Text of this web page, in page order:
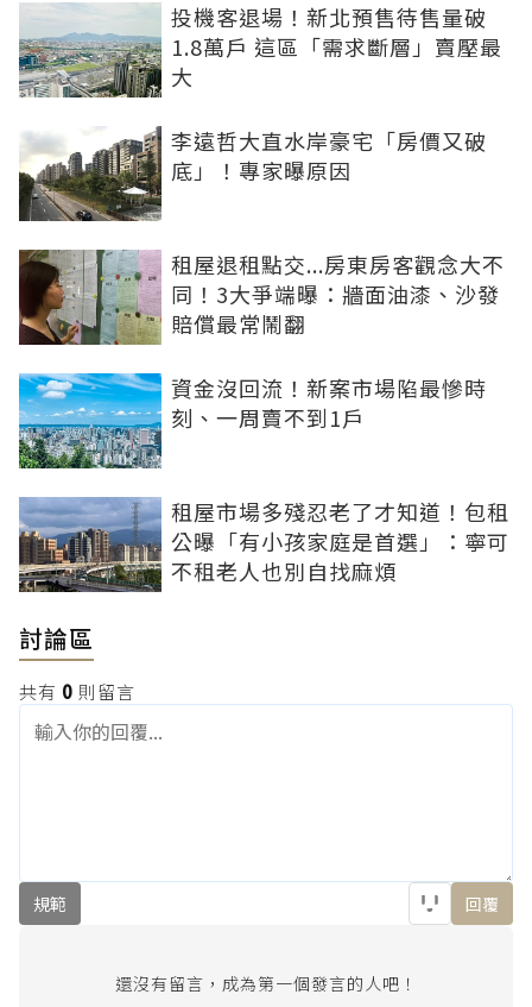
投機客退場！新北預售待售量破
1.8萬戶 這區「需求斷層」賣壓最
大
李遠哲大直水岸豪宅「房價又破
底」！專家曝原因
租屋退租點交...房東房客觀念大不
同！3大爭端曝：牆面油漆、沙發
賠償最常鬧翻
資金沒回流！新案市場陷最慘時
刻、一周賣不到1戶
租屋市場多殘忍老了才知道！包租
公曝「有小孩家庭是首選」：寧可
不租老人也別自找麻煩
討論區
共有 0 則留言
規範 回覆
還沒有留言，成為第一個發言的人吧！